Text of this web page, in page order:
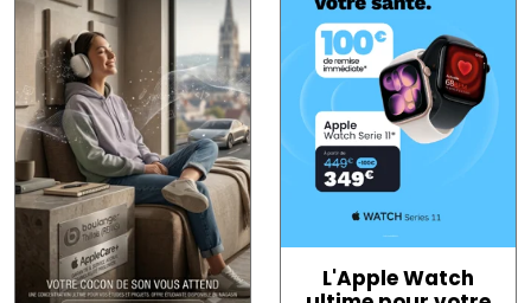
L'Apple Watch